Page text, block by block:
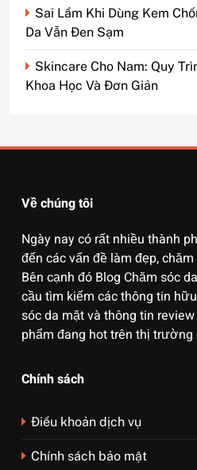
Sai Lầm Khi Dùng Kem
Da Vẫn Đen Sạm
Skincare Cho Nam: Quy
Khoa Học Và Đơn Giản
Về chúng tôi
Ngày nay có rất nhiều thành
đến các vấn đề làm đẹp,
Bên cạnh đó Blog Chăm sóc
cầu tìm kiếm các thông tin
sóc da mặt và thông tin
phẩm đang hot trên thị trường
Chính sách
Điều khoản dịch vụ
Chính sách bảo mật